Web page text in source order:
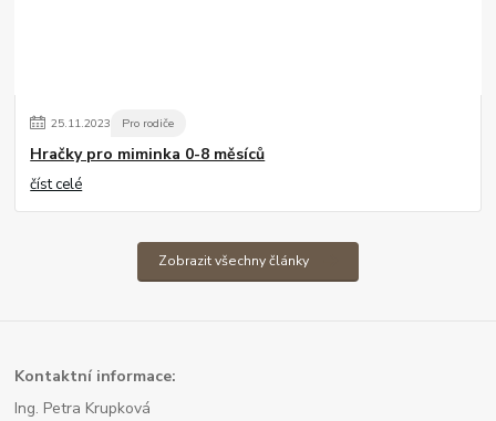
25.11.2023 Pro rodiče
Hračky pro miminka 0-8 měsíců
číst celé
Zobrazit všechny články
Kontaktní informace:
Ing. Petra Krupková